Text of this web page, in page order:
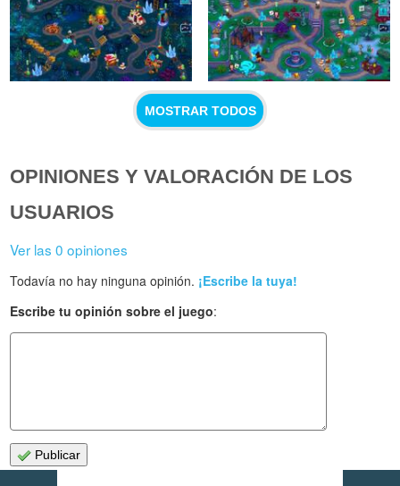
MOSTRAR TODOS
OPINIONES Y VALORACIÓN DE LOS
USUARIOS
Ver las 0 opiniones
Todavía no hay ninguna opinión. ¡Escribe la tuya!
Escribe tu opinión sobre el juego:
Publicar